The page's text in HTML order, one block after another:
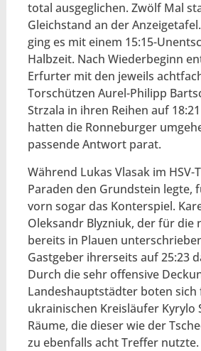
total ausgeglichen. Zwölf Mal
Gleichstand an der
ging es mit einem 15:15-
Halbzeit. Nach Wiederbeginn
Erfurter mit den jeweils
Torschützen Aurel-Philipp
Strzala in ihren Reihen auf
hatten die Ronneburger
passende Antwort parat.
Während Lukas Vlasak im HSV-
Paraden den Grundstein legte,
vorn sogar das Konterspiel.
Oleksandr Blyzniuk, der für die
bereits in Plauen
Gastgeber ihrerseits auf 25:23
Durch die sehr offensive
Landeshauptstädter boten sich
ukrainischen Kreisläufer Kyrylo
Räume, die dieser wie der
zu ebenfalls acht Treffer